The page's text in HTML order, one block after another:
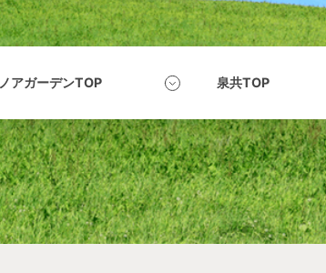
ノアガーデンTOP 泉共TOP